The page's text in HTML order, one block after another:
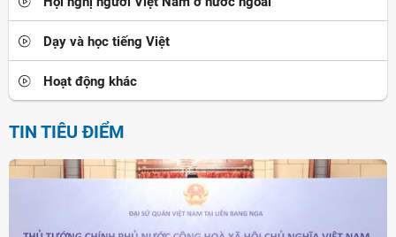
Dạy và học tiếng Việt
Hoạt động khác
TIN TIÊU ĐIỂM